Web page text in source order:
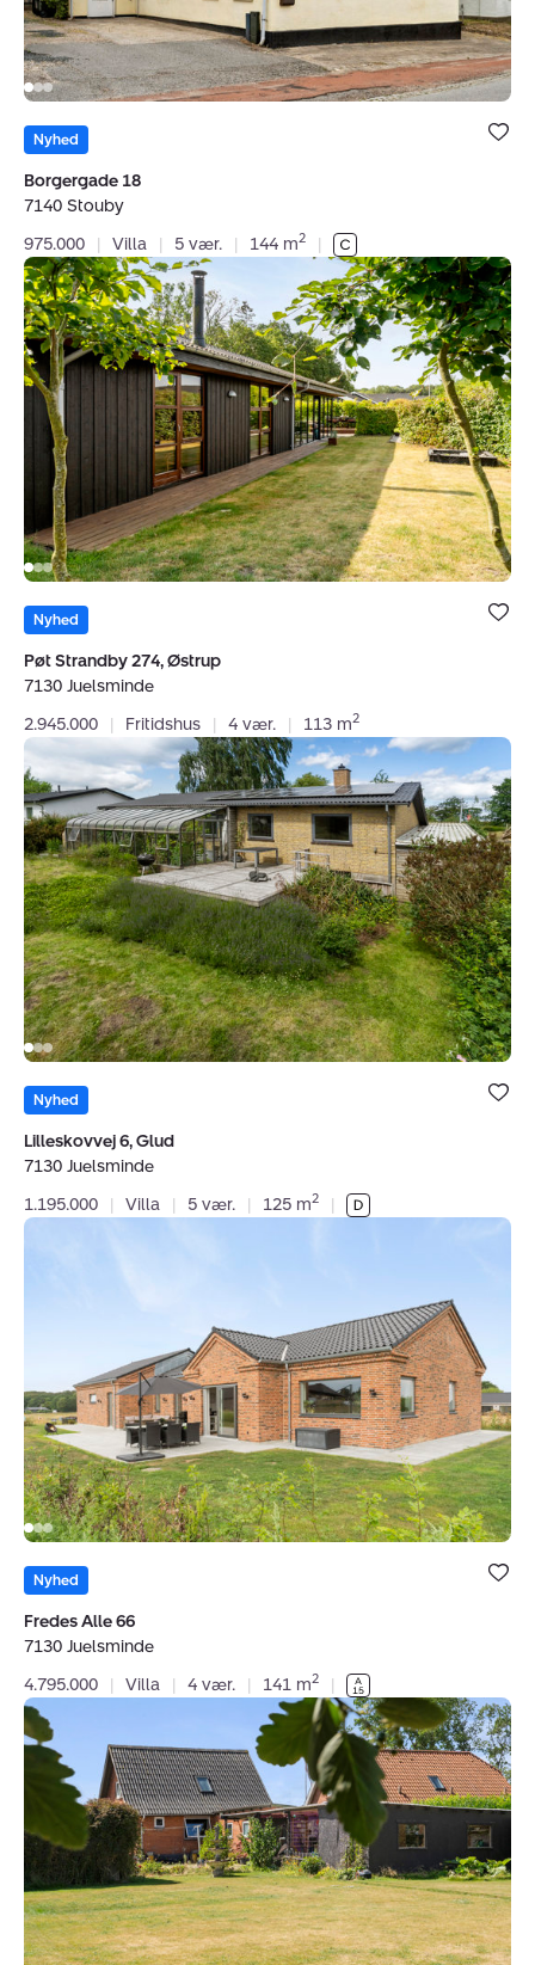
garantistillelse hos HDI Forsikring telefon 3336 9597.
Forsikring dækker kun formidling af ejendomme
beliggende i Danmark fra kontorer beliggende i Europa.
Bolig er
under dine
Nyhed
Borgergade 18
7140 Stouby
975.000
| Villa | 5 vær. | 144 m2 |
Fritidshus:
Pøt
Strandby
274,
Østrup,
7130
Juelsminde
Bolig er
under dine
Nyhed
Pøt Strandby 274, Østrup
7130 Juelsminde
2.945.000
| Fritidshus | 4 vær. | 113 m2
Villa:
Lilleskovvej
6,
Glud,
7130
Juelsminde
Bolig er
under dine
Nyhed
Lilleskovvej 6, Glud
7130 Juelsminde
1.195.000
| Villa | 5 vær. | 125 m2 |
Juelsminde
Bolig er
under dine
Nyhed
Fredes Alle 66
7130 Juelsminde
4.795.000
| Villa | 4 vær. | 141 m2 |
Villa:
Sønderbakken
7130
Juelsminde